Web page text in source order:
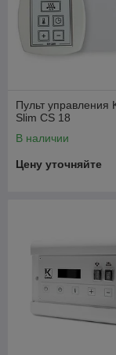
Пульт управления
Slim CS 18
В наличии
Цену уточняйте